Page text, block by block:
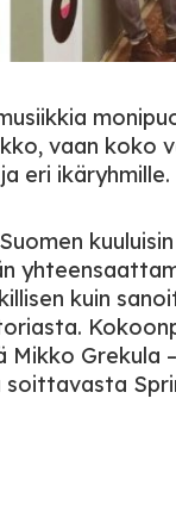
vaan koko
eri ikäryhmille.
kuin
Grekula